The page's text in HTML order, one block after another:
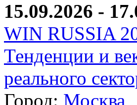
15.09.2026 -
WIN RUSSIA
Тенденции и
реального
Город: Москва